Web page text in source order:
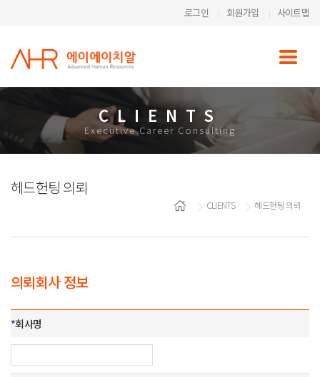
로그인 회원가입 사이트맵
CLIENTS
Executive Career Consulting
헤드헌팅 의뢰
CLIENTS 헤드헌팅 의뢰
의뢰회사 정보
*회사명